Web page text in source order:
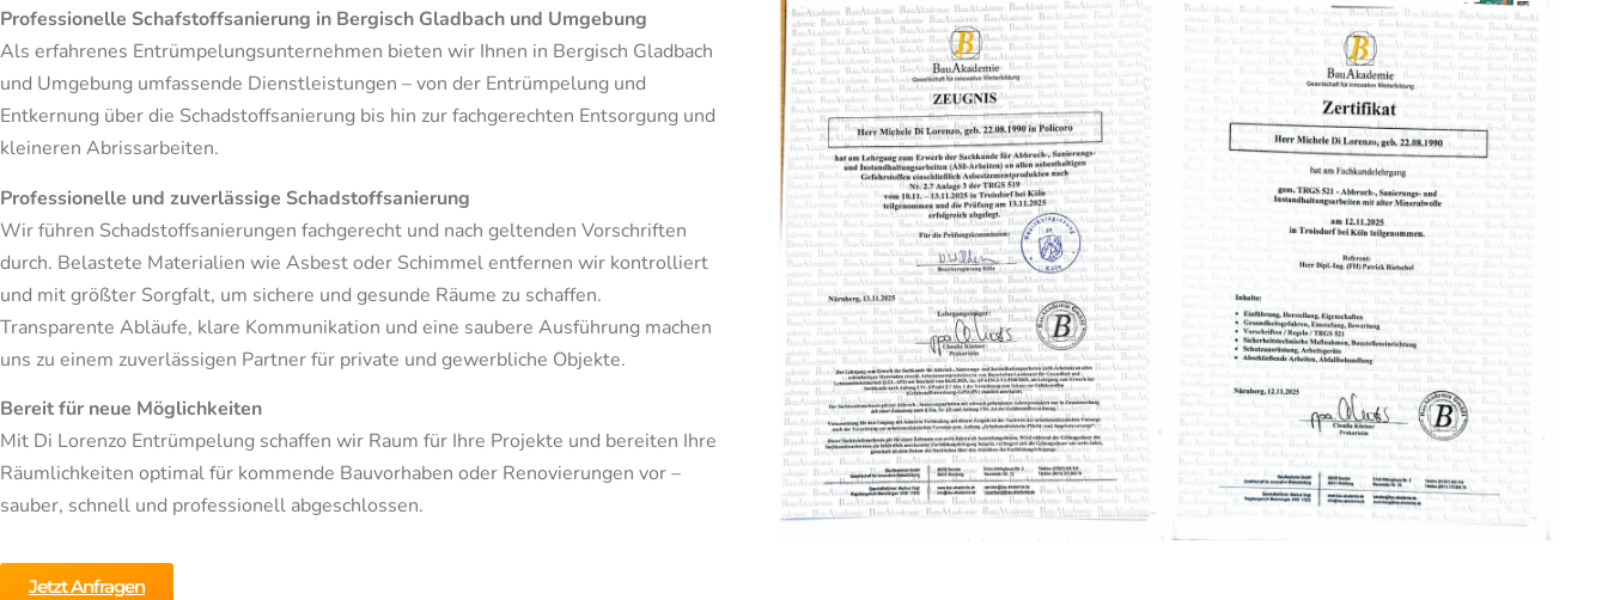
Professionelle Schafstoffsanierung in Bergisch Gladbach und Umgebung
Als erfahrenes Entrümpelungsunternehmen bieten wir Ihnen in Bergisch Gladbach
und Umgebung umfassende Dienstleistungen – von der Entrümpelung und
Entkernung über die Schadstoffsanierung bis hin zur fachgerechten Entsorgung und
kleineren Abrissarbeiten.
Professionelle und zuverlässige Schadstoffsanierung
Wir führen Schadstoffsanierungen fachgerecht und nach geltenden Vorschriften
durch. Belastete Materialien wie Asbest oder Schimmel entfernen wir kontrolliert
und mit größter Sorgfalt, um sichere und gesunde Räume zu schaffen.
Transparente Abläufe, klare Kommunikation und eine saubere Ausführung machen
uns zu einem zuverlässigen Partner für private und gewerbliche Objekte.
Bereit für neue Möglichkeiten
Mit Di Lorenzo Entrümpelung schaffen wir Raum für Ihre Projekte und bereiten Ihre
Räumlichkeiten optimal für kommende Bauvorhaben oder Renovierungen vor –
sauber, schnell und professionell abgeschlossen.
Jetzt Anfragen